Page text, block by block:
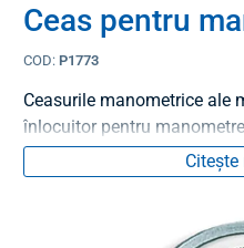
Ceas pentru
COD: P1773
Ceasurile manometrice ale
înlocuitor pentru